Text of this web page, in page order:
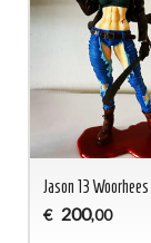
Jason 13 Woorhees
€ 200,00